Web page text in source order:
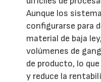
Aunque los
configurarse para
material de baja
volúmenes de
de producto, lo
y reduce la